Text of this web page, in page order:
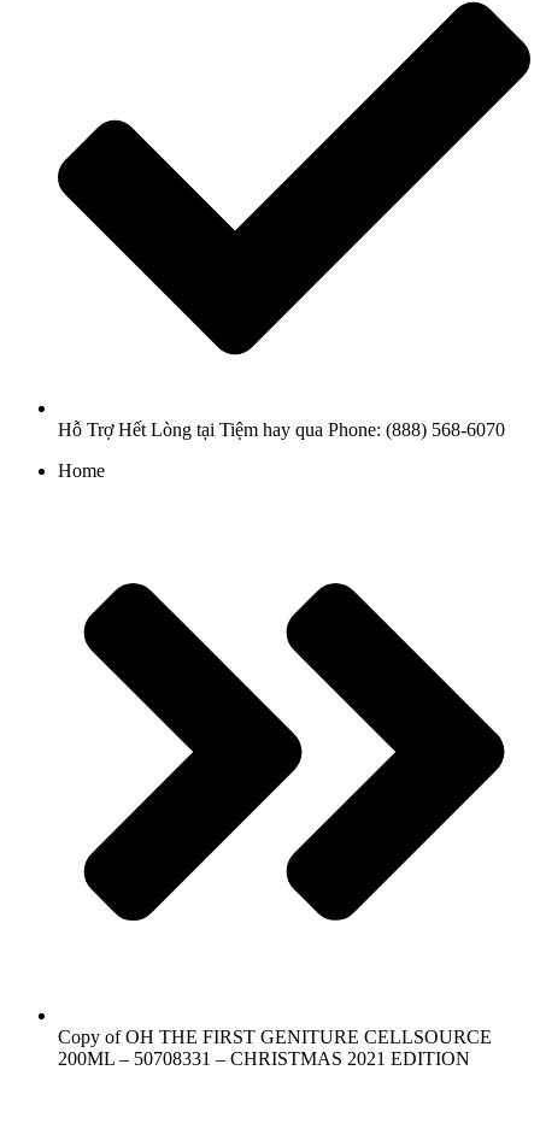
Hỗ Trợ Hết Lòng tại Tiệm hay qua Phone: (888) 568-6070
Home
Copy of OH THE FIRST GENITURE CELLSOURCE
200ML – 50708331 – CHRISTMAS 2021 EDITION